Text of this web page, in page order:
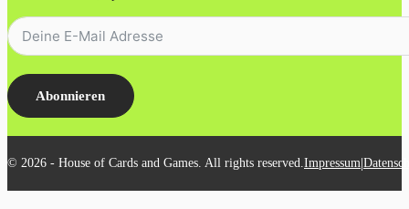
Abonnieren
© 2026 - House of Cards and Games. All rights reserved.Impressum|